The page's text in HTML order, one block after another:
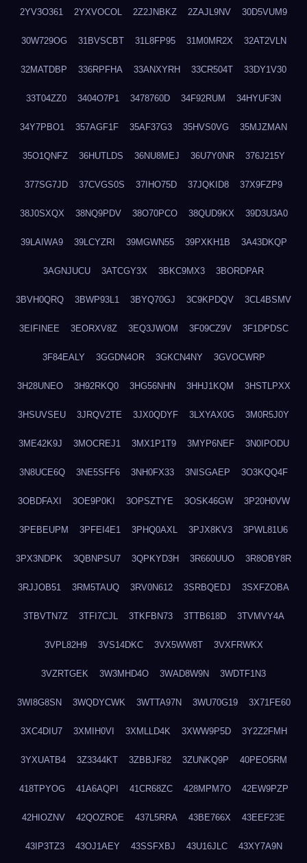
2YV3O361 2YXVOCOL 2Z2JNBKZ 2ZAJL9NV 30D5VUM9
30W729OG 31BVSCBT 31L8FP95 31M0MR2X 32AT2VLN
32MATDBP 336RPFHA 33ANXYRH 33CR504T 33DY1V30
33T04ZZ0 3404O7P1 3478760D 34F92RUM 34HYUF3N
34Y7PBO1 357AGF1F 35AF37G3 35HVS0VG 35MJZMAN
35O1QNFZ 36HUTLDS 36NU8MEJ 36U7Y0NR 376J215Y
377SG7JD 37CVGS0S 37IHO75D 37JQKID8 37X9FZP9
38J0SXQX 38NQ9PDV 38O70PCO 38QUD9KX 39D3U3A0
39LAIWA9 39LCYZRI 39MGWN55 39PXKH1B 3A43DKQP
3AGNJUCU 3ATCGY3X 3BKC9MX3 3BORDPAR
3BVH0QRQ 3BWP93L1 3BYQ70GJ 3C9KPDQV 3CL4BSMV
3EIFINEE 3EORXV8Z 3EQ3JWOM 3F09CZ9V 3F1DPDSC
3F84EALY 3GGDN4OR 3GKCN4NY 3GVOCWRP
3H28UNEO 3H92RKQ0 3HG56NHN 3HHJ1KQM 3HSTLPXX
3HSUVSEU 3JRQV2TE 3JX0QDYF 3LXYAX0G 3M0R5J0Y
3ME42K9J 3MOCREJ1 3MX1P1T9 3MYP6NEF 3N0IPODU
3N8UCE6Q 3NE5SFF6 3NH0FX33 3NISGAEP 3O3KQQ4F
3OBDFAXI 3OE9P0KI 3OPSZTYE 3OSK46GW 3P20H0VW
3PEBEUPM 3PFEI4E1 3PHQ0AXL 3PJX8KV3 3PWL81U6
3PX3NDPK 3QBNPSU7 3QPKYD3H 3R660UUO 3R8OBY8R
3RJJOB51 3RM5TAUQ 3RV0N612 3SRBQEDJ 3SXFZOBA
3TBVTN7Z 3TFI7CJL 3TKFBN73 3TTB618D 3TVMVY4A
3VPL82H9 3VS14DKC 3VX5WW8T 3VXFRWKX
3VZRTGEK 3W3MHD4O 3WAD8W9N 3WDTF1N3
3WI8G8SN 3WQDYCWK 3WTTA97N 3WU70G19 3X71FE60
3XC4DIU7 3XMIH0VI 3XMLLD4K 3XWW9P5D 3Y2Z2FMH
3YXUATB4 3Z3344KT 3ZBBJF82 3ZUNKQ9P 40PEO5RM
418TPYOG 41A6AQPI 41CR68ZC 428MPM7O 42EW9PZP
42HIOZNV 42QOZROE 437L5RRA 43BE766X 43EEF23E
43IP3TZ3 43OJ1AEY 43SSFXBJ 43U16JLC 43XY7A9N